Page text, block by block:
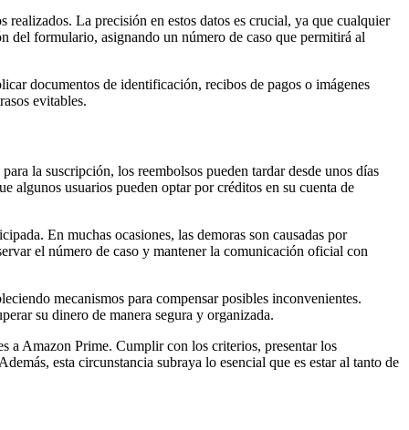
La precisión en estos datos es crucial, ya que cualquier
del formulario, asignando un número de caso que permitirá al
documentos de identificación, recibos de pagos o imágenes
evitables.
la suscripción, los reembolsos pueden tardar desde unos días
algunos usuarios pueden optar por créditos en su cuenta de
En muchas ocasiones, las demoras son causadas por
el número de caso y mantener la comunicación oficial con
mecanismos para compensar posibles inconvenientes.
su dinero de manera segura y organizada.
a Amazon Prime. Cumplir con los criterios, presentar los
esta circunstancia subraya lo esencial que es estar al tanto de